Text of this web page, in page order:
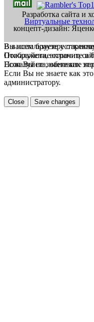
Разработка сайта и
Виртуальные
концепт-дизайн:
В вашем браузере
Пожалуйста, включите в
Если Вы не знаете как
Вы используете
Отображение страниц
Пожалуйста, обновите
Если Вы не знаете как
администратору.
Close Save changes